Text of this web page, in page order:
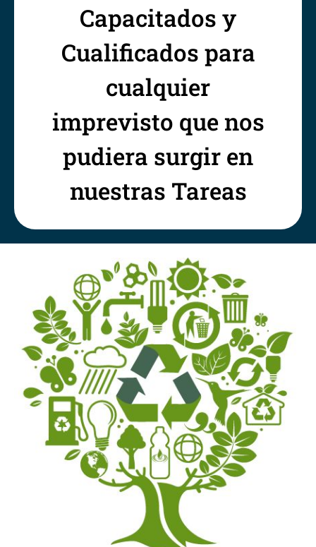
Capacitados y
Cualificados para
cualquier
imprevisto que nos
pudiera surgir en
nuestras Tareas